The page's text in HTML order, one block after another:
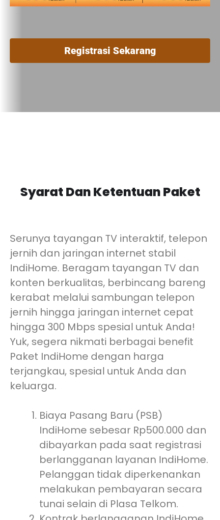
Registrasi Sekarang
Syarat Dan Ketentuan Paket
Serunya tayangan TV interaktif, telepon
jernih dan jaringan internet stabil
IndiHome. Beragam tayangan TV dan
konten berkualitas, berbincang bareng
kerabat melalui sambungan telepon
jernih hingga jaringan internet cepat
hingga 300 Mbps spesial untuk Anda!
Yuk, segera nikmati berbagai benefit
Paket IndiHome dengan harga
terjangkau, spesial untuk Anda dan
keluarga.
Biaya Pasang Baru (PSB)
IndiHome sebesar Rp500.000 dan
dibayarkan pada saat registrasi
berlangganan layanan IndiHome.
Pelanggan tidak diperkenankan
melakukan pembayaran secara
tunai selain di Plasa Telkom.